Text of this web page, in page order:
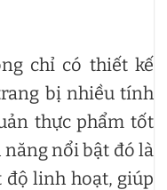
chỉ có thiết kế
bị nhiều tính
thực phẩm tốt
nổi bật đó là
linh hoạt, giúp